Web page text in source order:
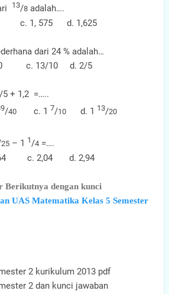
13/8 adalah….
c. 1, 575 d. 1,625
dari 24 % adalah…
c. 13/10 d. 2/5
+ 1,2 =…..
/40 c. 1 7/10 d. 1 13/20
25 – 1 1/4 =….
c. 2,04 d. 2,94
Berikutnya dengan kunci
UAS Matematika Kelas 5 Semester
2 kurikulum 2013 pdf
2 dan kunci jawaban